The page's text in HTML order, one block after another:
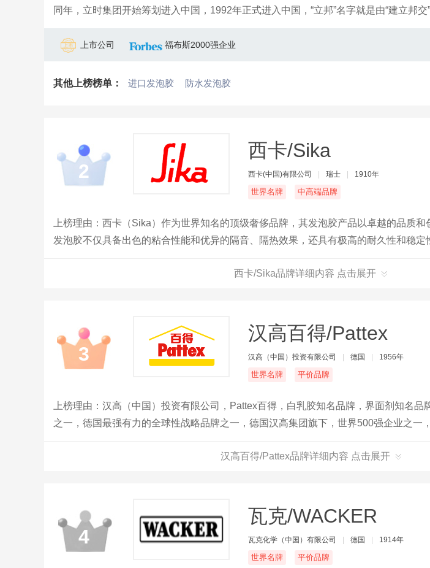
同年，立时集团开始筹划进入中国，1992年正式进入中国，“立邦”名字就是由“建立邦
涂料行业的著名品牌。
上市公司 福布斯2000强企业
其他上榜榜单： 进口发泡胶 防水发泡胶
2
西卡/Sika
西卡(中国)有限公司 瑞士 1910年
世界名牌 中高端品牌
上榜理由：西卡（Sika）作为世界知名的顶级奢侈品牌，其发泡胶产品以卓越的品质
发泡胶不仅具备出色的粘合性能和优异的隔音、隔热效果，还具有极高的耐久性和稳
西卡/Sika品牌详细内容 点击展开
3
汉高百得/Pattex
汉高（中国）投资有限公司 德国 1956年
世界名牌 平价品牌
上榜理由：汉高（中国）投资有限公司，Pattex百得，白乳胶知名品牌，界面剂知名品
之一，德国最强有力的全球性战略品牌之一，德国汉高集团旗下，世界500强企业之一
汉高百得/Pattex品牌详细内容 点击展开
4
瓦克/WACKER
瓦克化学（中国）有限公司 德国 1914年
世界名牌 平价品牌